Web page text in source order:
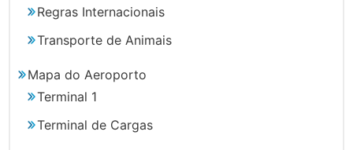
Regras Internacionais
Transporte de Animais
Mapa do Aeroporto
Terminal 1
Terminal de Cargas